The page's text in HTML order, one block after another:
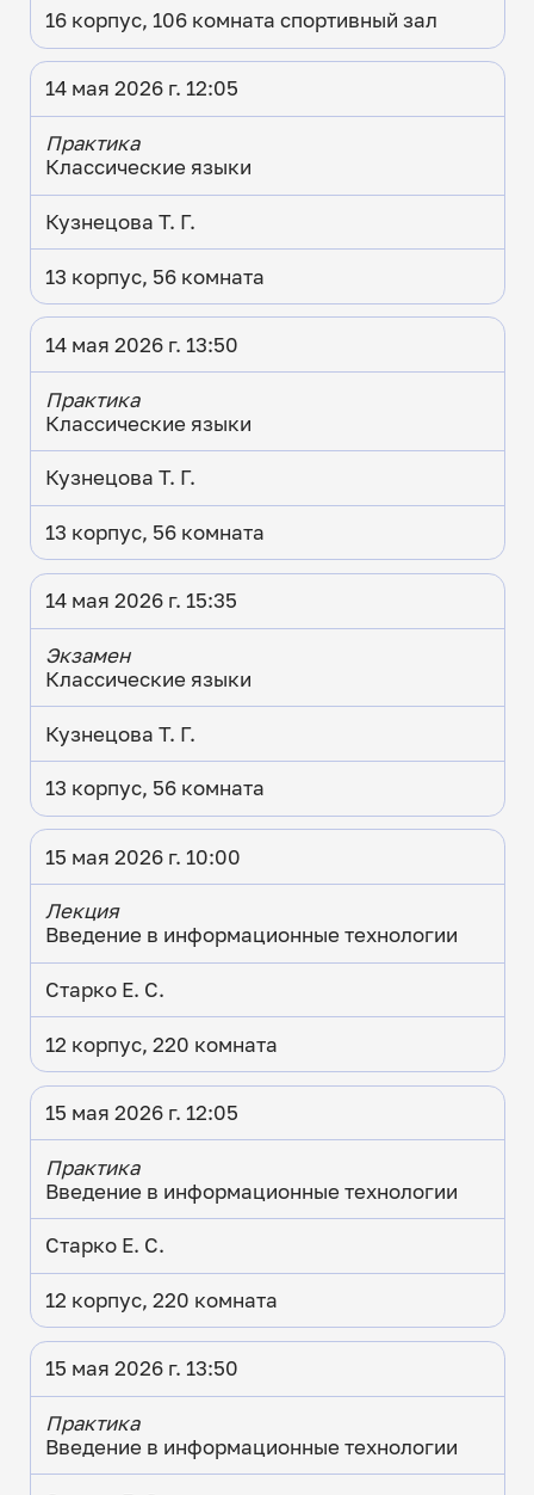
16 корпус, 106 комната спортивный зал
14 мая 2026 г. 12:05
Практика
Классические языки
Кузнецова Т. Г.
13 корпус, 56 комната
14 мая 2026 г. 13:50
Практика
Классические языки
Кузнецова Т. Г.
13 корпус, 56 комната
14 мая 2026 г. 15:35
Экзамен
Классические языки
Кузнецова Т. Г.
13 корпус, 56 комната
15 мая 2026 г. 10:00
Лекция
Введение в информационные технологии
Старко Е. С.
12 корпус, 220 комната
15 мая 2026 г. 12:05
Практика
Введение в информационные технологии
Старко Е. С.
12 корпус, 220 комната
15 мая 2026 г. 13:50
Практика
Введение в информационные технологии